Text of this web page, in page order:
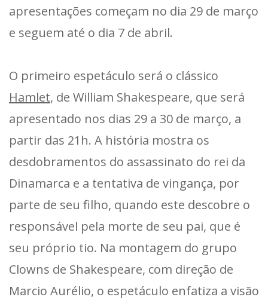
apresentações começam no dia 29 de março
e seguem até o dia 7 de abril.
O primeiro espetáculo será o clássico
Hamlet, de William Shakespeare, que será
apresentado nos dias 29 a 30 de março, a
partir das 21h. A história mostra os
desdobramentos do assassinato do rei da
Dinamarca e a tentativa de vingança, por
parte de seu filho, quando este descobre o
responsável pela morte de seu pai, que é
seu próprio tio. Na montagem do grupo
Clowns de Shakespeare, com direção de
Marcio Aurélio, o espetáculo enfatiza a visão